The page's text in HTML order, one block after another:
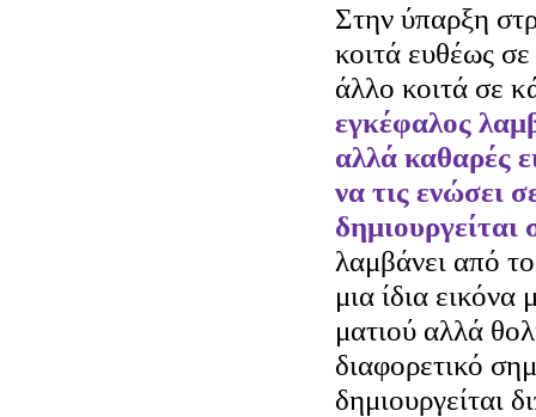
Στην ύπαρξη
κοιτά ευθέως
άλλο κοιτά σε
εγκέφαλος
αλλά καθαρές
να τις ενώσει
δημιουργείται
λαμβάνει από
μια ίδια
ματιού αλλά
διαφορετικό
δημιουργείται